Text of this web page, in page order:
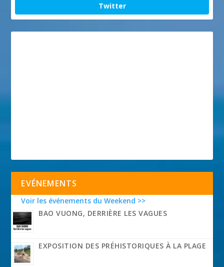
Twitter
EVÉNEMENTS
Voir les événements du Weekend >>
BAO VUONG, DERRIÈRE LES VAGUES
EXPOSITION DES PRÉHISTORIQUES À LA PLAGE